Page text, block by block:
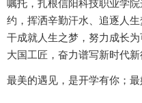
嘱托，扎根信阳科技职业学
约，挥洒辛勤汗水、追逐人
干成就人生之梦，努力成长
大国工匠，奋力谱写新时代
最美的遇见，是开学有你；